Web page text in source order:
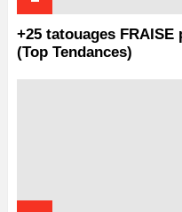
+25 tatouages
(Top Tendances)